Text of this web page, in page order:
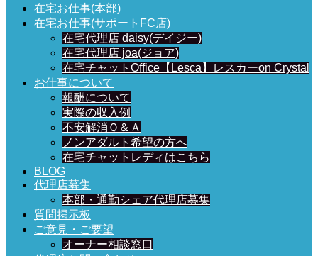
在宅お仕事(本部)
在宅お仕事(サポートFC店)
在宅代理店 daisy(デイジー)
在宅代理店 joa(ジョア)
在宅チャットOffice【Lesca】レスカーon Crystal
お仕事について
報酬について
実際の収入例
不安解消Ｑ＆Ａ
ノンアダルト希望の方へ
在宅チャットレディはこちら
BLOG
代理店募集
本部・通勤シェア代理店募集
質問掲示板
ご意見・ご要望
オーナー相談窓口